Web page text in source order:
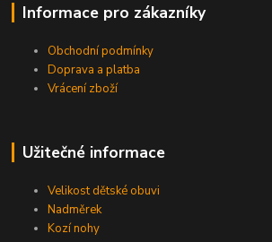
Informace pro zákazníky
Obchodní podmínky
Doprava a platba
Vrácení zboží
Užitečné informace
Velikost dětské obuvi
Nadměrek
Kozí nohy